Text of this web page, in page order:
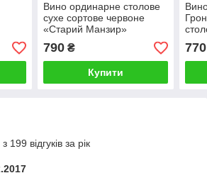
Вино ординарне столове
сухе сортове червоне
«Старий Манзир»
Каберне 10л
790₴
Купити
770
199 відгуків за рік